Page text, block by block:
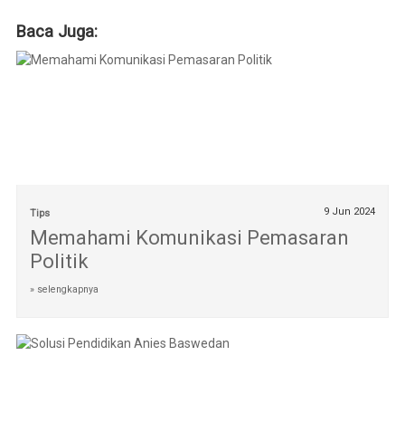
Baca Juga:
Tips 9 Jun 2024
Memahami Komunikasi Pemasaran
Politik
» selengkapnya